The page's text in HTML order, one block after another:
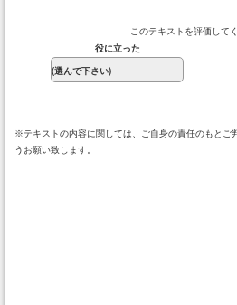
このテキストを評価して
役に立った
※テキストの内容に関しては、ご自身の責任のもとご
うお願い致します。